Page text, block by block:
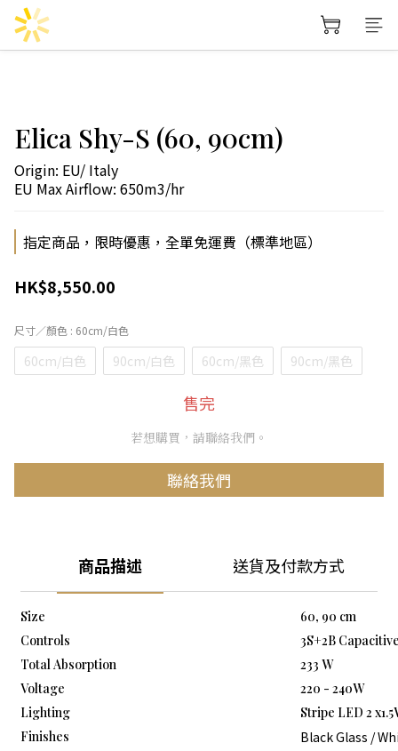
Elica Shy-S (60, 90cm)
Origin: EU/ Italy
EU Max Airflow: 650m3/hr
指定商品，限時優惠，全單免運費（標準地區）
HK$8,550.00
尺寸／顏色 : 60cm/白色
60cm/白色 90cm/白色 60cm/黑色 90cm/黑色
售完
若想購買，請聯絡我們。
聯絡我們
商品描述 送貨及付款方式
Size
60, 90 cm
Controls
3S+2B
Total Absorption
233 W
Voltage
220 - 240W
Lighting
Stripe LED 2
Finishes
Black Glass /